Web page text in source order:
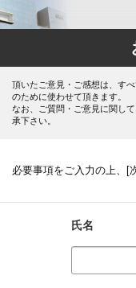
頂いたご意見・ご感想は、す
のために使わせて頂きます。
なお、ご質問・ご意見に関し
承下さい。
必要事項をご入力の上、[
氏名